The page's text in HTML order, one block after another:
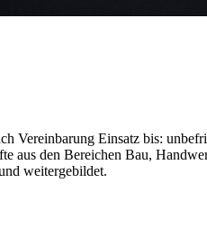
Vereinbarung Einsatz bis:
aus den Bereichen Bau,
weitergebildet.